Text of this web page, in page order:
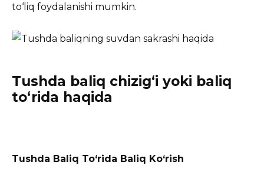
to‘liq foydalanishi mumkin.
Tushda baliq chizig‘i yoki baliq
to‘rida haqida
Tushda Baliq To‘rida Baliq Ko‘rish